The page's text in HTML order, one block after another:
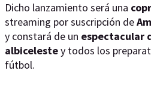
Dicho lanzamiento será una
streaming por suscripción de
y constará de un espectacular
albicelestey todos los
fútbol.